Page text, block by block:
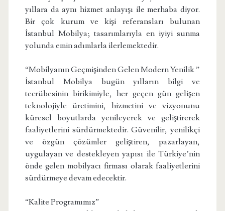
yıllara da aynı hizmet anlayışı ile merhaba diyor.
Bir çok kurum ve kişi referansları bulunan
İstanbul Mobilya; tasarımlarıyla en iyiyi sunma
yolunda emin adımlarla ilerlemektedir.
“Mobilyanın Geçmişinden Gelen Modern Yenilik ”
İstanbul Mobilya bugün yılların bilgi ve
tecrübesinin birikimiyle, her geçen gün gelişen
teknolojiyle üretimini, hizmetini ve vizyonunu
küresel boyutlarda yenileyerek ve geliştirerek
faaliyetlerini sürdürmektedir. Güvenilir, yenilikçi
ve özgün çözümler geliştiren, pazarlayan,
uygulayan ve destekleyen yapısı ile Türkiye’nin
önde gelen mobilyacı firması olarak faaliyetlerini
sürdürmeye devam edecektir.
“Kalite Programımız”